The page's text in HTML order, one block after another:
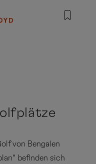
von Bengalen
befinden sich